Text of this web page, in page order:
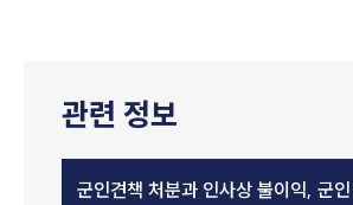
관련 정보
군인견책 처분과 인사상 불이익, 군